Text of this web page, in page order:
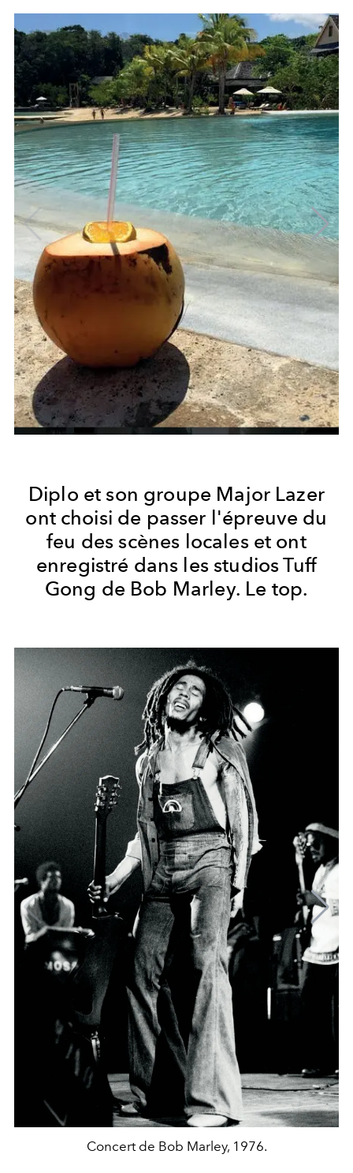
Diplo et son groupe Major Lazer
ont choisi de passer l'épreuve du
feu des scènes locales et ont
enregistré dans les studios Tuff
Gong de Bob Marley. Le top.
Concert de Bob Marley, 1976.